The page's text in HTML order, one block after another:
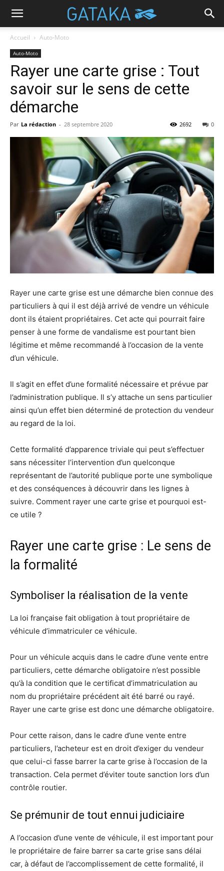
Accueil Auto-Moto
Auto-Moto
Rayer une carte grise : Tout
savoir sur le sens de cette
démarche
Par La rédaction - 28 septembre 2020 0
2692
Rayer une carte grise est une démarche bien connue des
particuliers à qui il est déjà arrivé de vendre un véhicule
dont ils étaient propriétaires. Cet acte qui pourrait faire
penser à une forme de vandalisme est pourtant bien
légitime et même recommandé à l’occasion de la vente
d’un véhicule.
Il s’agit en effet d’une formalité nécessaire et prévue par
l’administration publique. Il s’y attache un sens particulier
ainsi qu’un effet bien déterminé de protection du vendeur
au regard de la loi.
Cette formalité d’apparence triviale qui peut s’effectuer
sans nécessiter l’intervention d’un quelconque
représentant de l’autorité publique porte une symbolique
et des conséquences à découvrir dans les lignes à
suivre. Comment rayer une carte grise et pourquoi est-
ce utile ?
Rayer une carte grise : Le sens de
la formalité
Symboliser la réalisation de la vente
La loi française fait obligation à tout propriétaire de
véhicule d’immatriculer ce véhicule.
Pour un véhicule acquis dans le cadre d’une vente entre
particuliers, cette démarche obligatoire n’est possible
qu’à la condition que le certificat d’immatriculation au
nom du propriétaire précédent ait été barré ou rayé.
Rayer une carte grise est donc une démarche obligatoire.
Pour cette raison, dans le cadre d’une vente entre
particuliers, l’acheteur est en droit d’exiger du vendeur
que celui-ci fasse barrer la carte grise à l’occasion de la
transaction. Cela permet d’éviter toute sanction lors d’un
contrôle routier.
Se prémunir de tout ennui judiciaire
A l’occasion d’une vente de véhicule, il est important pour
le propriétaire de faire barrer sa carte grise sans délai
car, à défaut de l’accomplissement de cette formalité, il